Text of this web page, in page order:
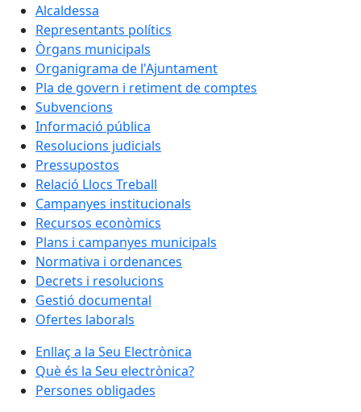
Alcaldessa
Representants polítics
Òrgans municipals
Organigrama de l'Ajuntament
Pla de govern i retiment de comptes
Subvencions
Informació pública
Resolucions judicials
Pressupostos
Relació Llocs Treball
Campanyes institucionals
Recursos econòmics
Plans i campanyes municipals
Normativa i ordenances
Decrets i resolucions
Gestió documental
Ofertes laborals
Enllaç a la Seu Electrònica
Què és la Seu electrònica?
Persones obligades